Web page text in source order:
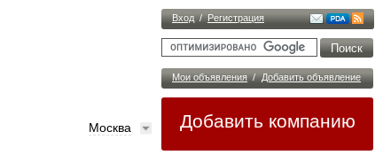
Вход / Регистрация
Мои объявления / Добавить объявление
Добавить компанию
Москва